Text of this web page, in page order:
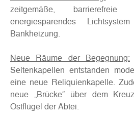
zeitgemäße, barrierefreie
energiesparendes
Bankheizung.
Neue Räume der Begegnung:
Seitenkapellen entstanden
eine neue Reliquienkapelle.
neue „Brücke“ über dem
Ostflügel der Abtei.